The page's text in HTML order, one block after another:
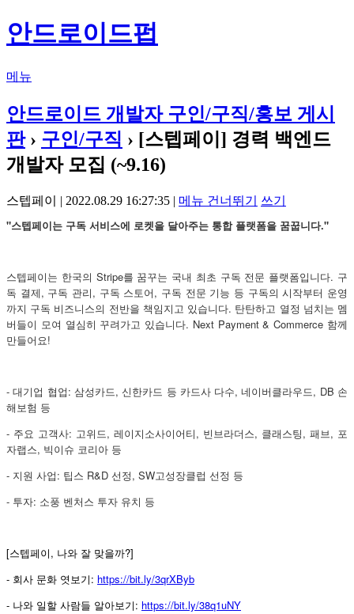
안드로이드펍
메뉴
안드로이드 개발자 구인/구직/홍보 게시
판› 구인/구직 › [스텝페이] 경력 백엔드
개발자 모집 (~9.16)
스텝페이 | 2022.08.29 16:27:35 | 메뉴 건너뛰기 쓰기
"스텝페이는 구독 서비스에 로켓을 달아주는 통합 플랫폼을 꿈꿉니다."
스텝페이는 한국의 Stripe를 꿈꾸는 국내 최초 구독 전문 플랫폼입니다. 구
독 결제, 구독 관리, 구독 스토어, 구독 전문 기능 등 구독의 시작부터 운영
까지 구독 비즈니스의 전반을 책임지고 있습니다. 탄탄하고 열정 넘치는 멤
버들이 모여 열심히 꾸려가고 있습니다. Next Payment & Commerce 함께
만들어요!
- 대기업 협업: 삼성카드, 신한카드 등 카드사 다수, 네이버클라우드, DB 손
해보험 등
- 주요 고객사: 고위드, 레이지소사이어티, 빈브라더스, 클래스팅, 패브, 포
자랩스, 빅이슈 코리아 등
- 지원 사업: 팁스 R&D 선정, SW고성장클럽 선정 등
- 투자: 소풍 벤처스 투자 유치 등
[스텝페이, 나와 잘 맞을까?]
- 회사 문화 엿보기: https://bit.ly/3qrXByb
- 나와 일할 사람들 알아보기: https://bit.ly/38q1uNY